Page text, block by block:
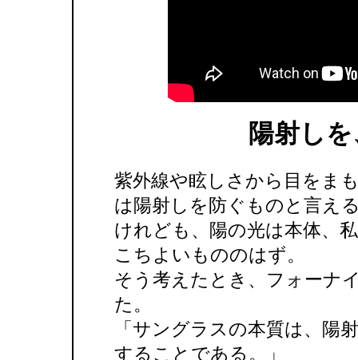
陽射し
紫外線や眩しさから目をま
は陽射しを防ぐものと言え
けれども、陽の光は本体、
こちよいもののはず。
そう考えたとき、フォーナ
た。
「サングラスの本質は、陽
することである。」